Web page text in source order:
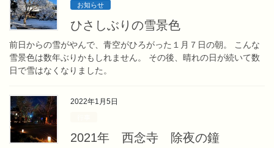
お知らせ
ひさしぶりの雪景色
前日からの雪がやんで、青空がひろがった１月７日の朝。 こんな
雪景色は数年ぶりかもしれません。 その後、晴れの日が続いて数
日で雪はなくなりました。
2022年1月5日
2021年 西念寺 除夜の鐘